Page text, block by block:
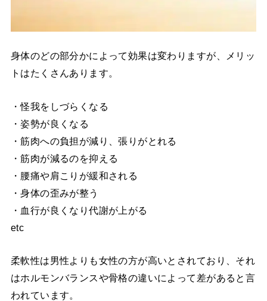
身体のどの部分かによって効果は変わりますが、メリッ
トはたくさんあります。
・怪我をしづらくなる
・姿勢が良くなる
・筋肉への負担が減り、張りがとれる
・筋肉が減るのを抑える
・腰痛や肩こりが緩和される
・身体の歪みが整う
・血行が良くなり代謝が上がる
etc
柔軟性は男性よりも女性の方が高いとされており、それ
はホルモンバランスや骨格の違いによって差があると言
われています。